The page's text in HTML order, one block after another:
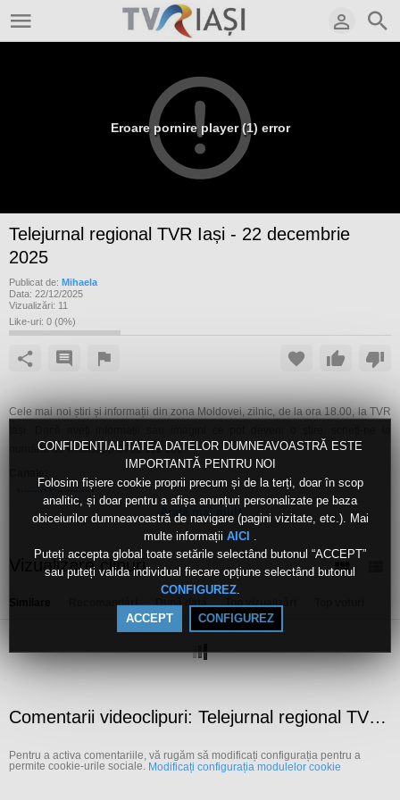
CONFIDENȚIALITATEA DATELOR DUMNEAVOASTRĂ ESTE
IMPORTANTĂ PENTRU NOI
Folosim fișiere cookie proprii precum și de la terți, doar în scop
analitic, și doar pentru a afișa anunțuri personalizate pe baza
obiceiurilor dumneavoastră de navigare (pagini vizitate, etc.). Mai
multe informații AICI
Puteți accepta global toate setările selectând butonul “ACCEPT”
sau puteți valida individual fiecare opțiune selectând butonul
CONFIGUREZ.
ACCEPT CONFIGUREZ
Eroare pornire player (1) error
Telejurnal regional TVR Iași - 22 decembrie
2025
Publicat de: Mihaela
Data: 22/12/2025
Vizualizări: 11
Like-uri: 0 (0%)
Cele mai noi știri și informații din zona Moldovei, zilnic, de la ora 18.00, la TVR
numărul de whatsapp 0792 111 101.
Jurnal Regional
iasi
Arată mai mult
Vizualizare clipuri
Recomandări După dată Top vizualizări
Comentarii videoclipuri: Telejurnal regional TVR Iași - 22 decembrie 2025
Pentru a activa comentariile, vă rugăm să modificați configurația pentru a
permite cookie-urile sociale. Modificați configurația modulelor cookie